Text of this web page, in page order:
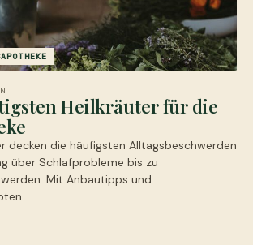
Heilkräuter für die
decken die häufigsten Alltagsbeschwerden
über Schlafprobleme bis zu
Mit Anbautipps und